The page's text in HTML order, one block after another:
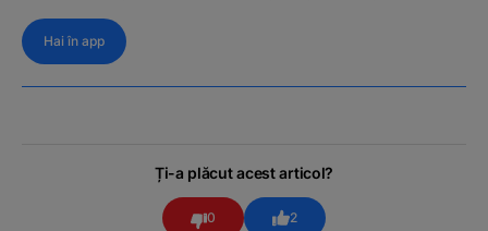
Hai în app
Ți-a plăcut acest articol?
0 2